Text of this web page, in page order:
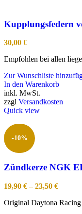
Kupplungsfedern
30,00 €
Empfohlen bei allen
Zur Wunschliste
In den Warenkorb
inkl. MwSt.
zzgl Versandkosten
Quick view
-10%
Zündkerze NGK
19,90 €–23,50 €
Original Daytona